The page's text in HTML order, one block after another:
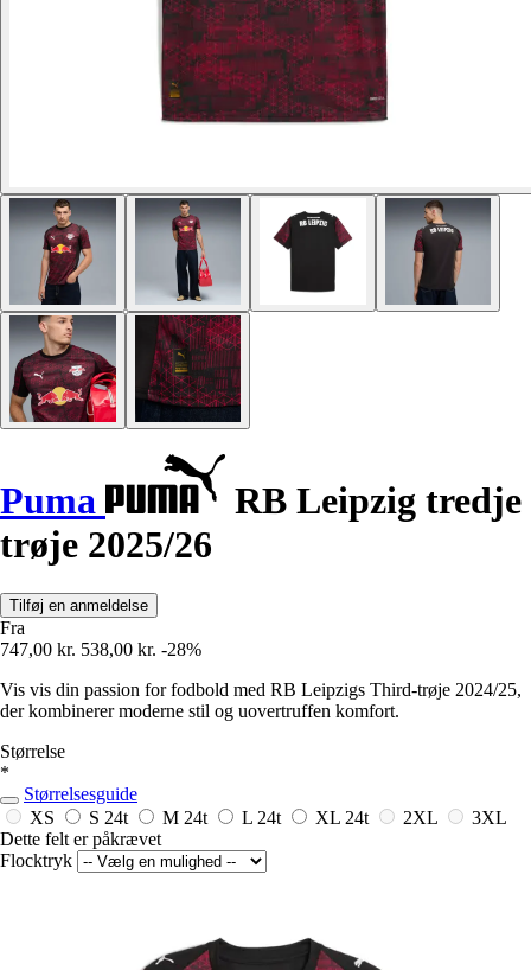
Puma
RB Leipzig tredje
trøje 2025/26
Tilføj en anmeldelse
Fra
747,00 kr. 538,00 kr. -28%
Vis vis din passion for fodbold med RB Leipzigs Third-trøje 2024/25,
der kombinerer moderne stil og uovertruffen komfort.
Størrelse
*
Størrelsesguide
XS
S 24t M 24t L 24t XL 24t 2XL
3XL
Dette felt er påkrævet
Flocktryk